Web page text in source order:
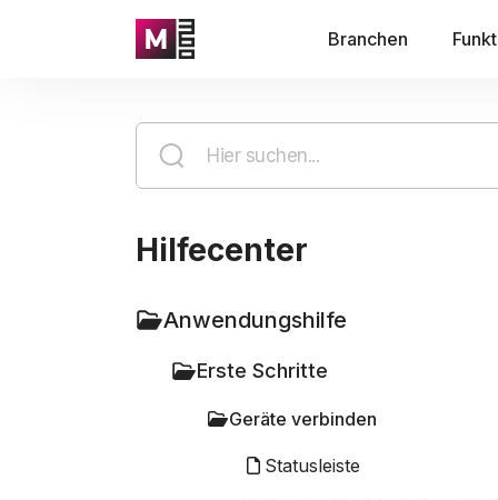
Branchen
Hilfecenter
Anwendungshilfe
Erste Schritte
Geräte verbinden
Statusleiste